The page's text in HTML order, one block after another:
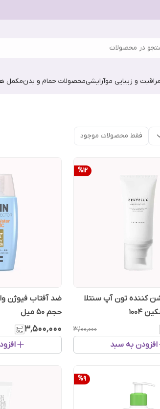
در محصولات
مراقبت و زیبایی موآرایشیمحصولات حمام و بدنمکمل
فقط محصولات موجود
%12
کننده تون آپ سنتلا
۱۰۰۴
۳٬۱۰۰٬۰۰۰
افزودن به سبد
ضد آفتاب فیوژن
حجم 50 میل
۳٬۵۰۰٬۰۰۰
%9